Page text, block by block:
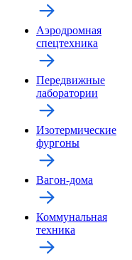
Аэродромная
спецтехника
Передвижные
лаборатории
Изотермические
фургоны
Вагон-дома
Коммунальная
техника